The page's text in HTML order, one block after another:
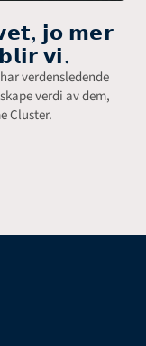
𝗷𝗼 𝗺𝗲𝗿
𝘃𝗶.
verdensledende
verdi av dem,
Cluster.